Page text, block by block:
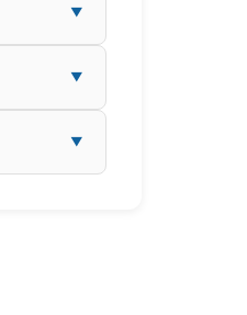
▼
▼
▼